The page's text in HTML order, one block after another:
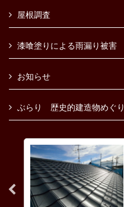
屋根調査
漆喰塗りによる雨漏り被害
お知らせ
ぶらり 歴史的建造物めぐり